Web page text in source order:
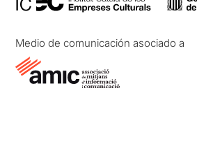
Medio de comunicación asociado a